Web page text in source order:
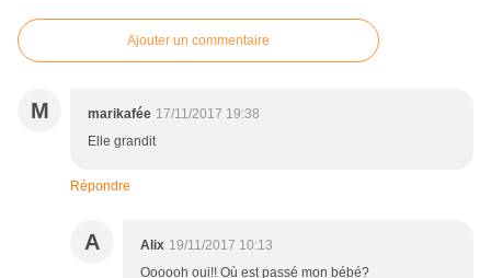
Ajouter un commentaire
M marikafée 17/11/2017 19:38
Elle grandit
Répondre
A Alix 19/11/2017 10:13
Oooooh oui!! Où est passé mon bébé?